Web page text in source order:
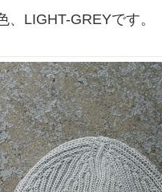
、LIGHT-GREYです。